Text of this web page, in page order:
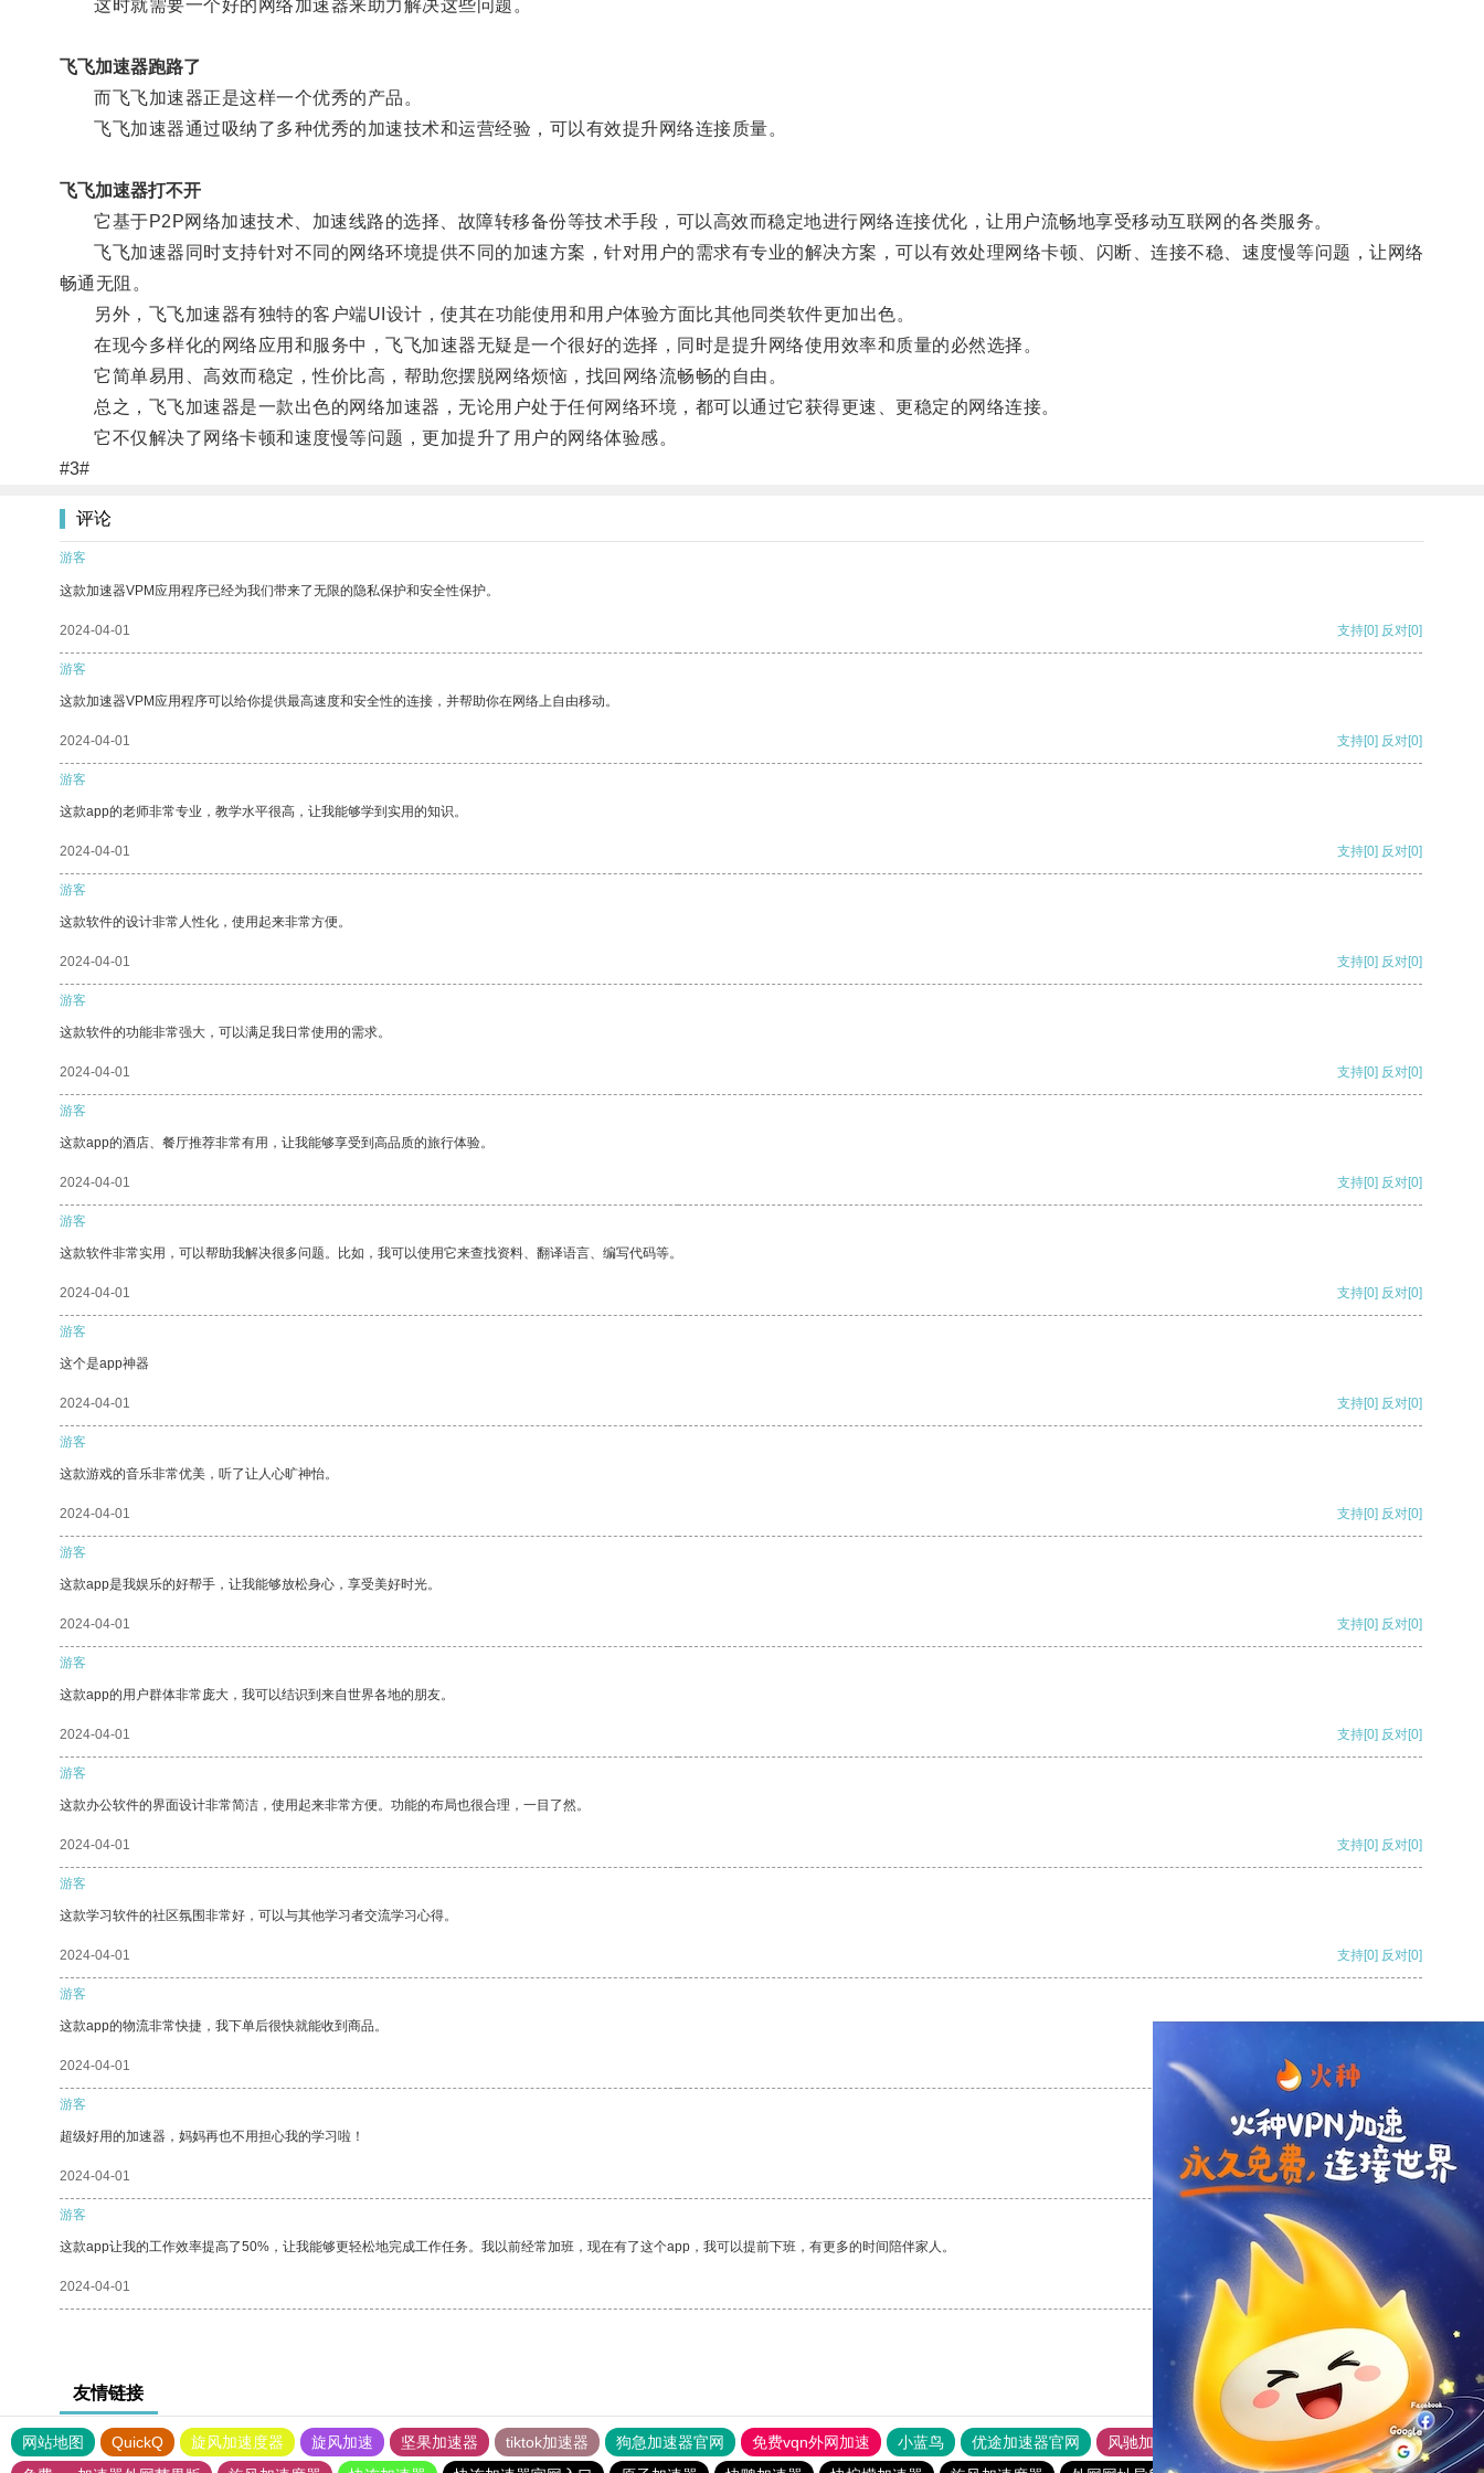
这时就需要一个好的网络加速器来助力解决这些问题。
飞飞加速器跑路了
而飞飞加速器正是这样一个优秀的产品。
飞飞加速器通过吸纳了多种优秀的加速技术和运营经验，可以有效提升网络连接质量。
飞飞加速器打不开
它基于P2P网络加速技术、加速线路的选择、故障转移备份等技术手段，可以高效而稳定地进行网络连接优化，让用户流畅地享受移动互联网的各类服务。
飞飞加速器同时支持针对不同的网络环境提供不同的加速方案，针对用户的需求有专业的解决方案，可以有效处理网络卡顿、闪断、连接不稳、速度慢等问题，让网络
畅通无阻。
另外，飞飞加速器有独特的客户端UI设计，使其在功能使用和用户体验方面比其他同类软件更加出色。
在现今多样化的网络应用和服务中，飞飞加速器无疑是一个很好的选择，同时是提升网络使用效率和质量的必然选择。
它简单易用、高效而稳定，性价比高，帮助您摆脱网络烦恼，找回网络流畅畅的自由。
总之，飞飞加速器是一款出色的网络加速器，无论用户处于任何网络环境，都可以通过它获得更速、更稳定的网络连接。
它不仅解决了网络卡顿和速度慢等问题，更加提升了用户的网络体验感。
#3#
评论
游客
这款加速器VPM应用程序已经为我们带来了无限的隐私保护和安全性保护。
2024-04-01 支持[0] 反对[0]
游客
这款加速器VPM应用程序可以给你提供最高速度和安全性的连接，并帮助你在网络上自由移动。
2024-04-01 支持[0] 反对[0]
游客
这款app的老师非常专业，教学水平很高，让我能够学到实用的知识。
2024-04-01 支持[0] 反对[0]
游客
这款软件的设计非常人性化，使用起来非常方便。
2024-04-01 支持[0] 反对[0]
游客
这款软件的功能非常强大，可以满足我日常使用的需求。
2024-04-01 支持[0] 反对[0]
游客
这款app的酒店、餐厅推荐非常有用，让我能够享受到高品质的旅行体验。
2024-04-01 支持[0] 反对[0]
游客
这款软件非常实用，可以帮助我解决很多问题。比如，我可以使用它来查找资料、翻译语言、编写代码等。
2024-04-01 支持[0] 反对[0]
游客
这个是app神器
2024-04-01 支持[0] 反对[0]
游客
这款游戏的音乐非常优美，听了让人心旷神怡。
2024-04-01 支持[0] 反对[0]
游客
这款app是我娱乐的好帮手，让我能够放松身心，享受美好时光。
2024-04-01 支持[0] 反对[0]
游客
这款app的用户群体非常庞大，我可以结识到来自世界各地的朋友。
2024-04-01 支持[0] 反对[0]
游客
这款办公软件的界面设计非常简洁，使用起来非常方便。功能的布局也很合理，一目了然。
2024-04-01 支持[0] 反对[0]
游客
这款学习软件的社区氛围非常好，可以与其他学习者交流学习心得。
2024-04-01 支持[0] 反对[0]
游客
这款app的物流非常快捷，我下单后很快就能收到商品。
2024-04-01 支持
游客
超级好用的加速器，妈妈再也不用担心我的学习啦！
2024-04-01 支持[0] 反对[0]
游客
这款app让我的工作效率提高了50%，让我能够更轻松地完成工作任务。我以前经常加班，现在有了这个app，我可以提前下班，有更多的时间陪伴家人。
2024-04-01 支持[0] 反对[0]
友情链接
网站地图 QuickQ 旋风加速度器 旋风加速 坚果加速器 tiktok加速器 狗急加速器官网 免费vqn外网加速 小蓝鸟 优途加速器官网 风驰加速器
旋风加速器